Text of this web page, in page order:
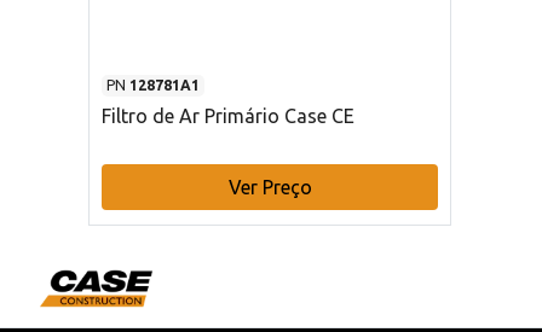
PN 128781A1
Filtro de Ar Primário Case CE
Ver Preço